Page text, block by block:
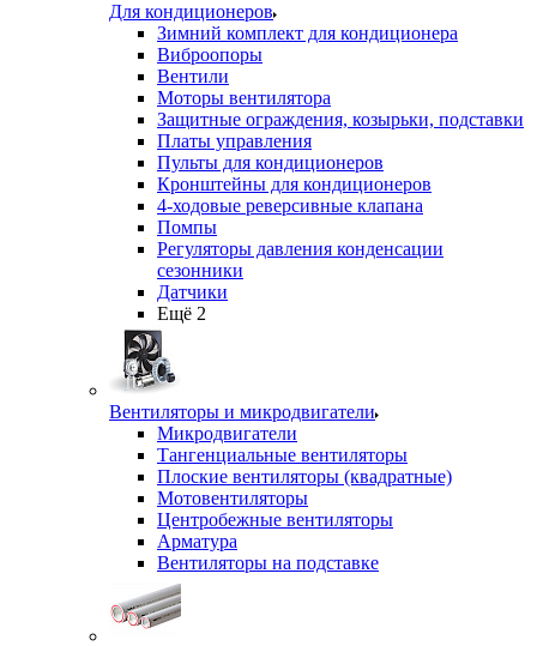
Для кондиционеров
Зимний комплект для кондиционера
Виброопоры
Вентили
Моторы вентилятора
Защитные ограждения, козырьки, подставки
Платы управления
Пульты для кондиционеров
Кронштейны для кондиционеров
4-ходовые реверсивные клапана
Помпы
Регуляторы давления конденсации
сезонники
Датчики
Ещё 2
Вентиляторы и микродвигатели
Микродвигатели
Тангенциальные вентиляторы
Плоские вентиляторы (квадратные)
Мотовентиляторы
Центробежные вентиляторы
Арматура
Вентиляторы на подставке